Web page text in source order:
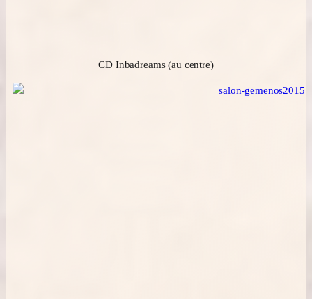
CD Inbadreams (au centre)